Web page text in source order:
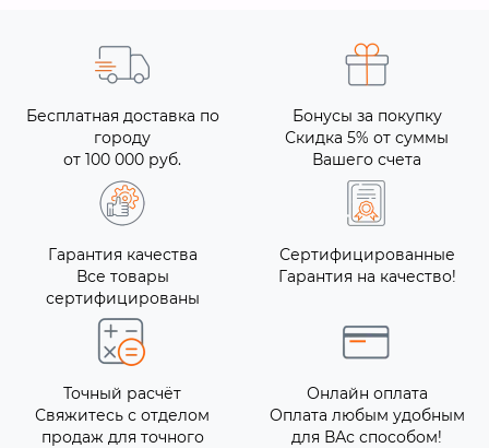
Бесплатная доставка по
городу
от 100 000 руб.
Бонусы за покупку
Скидка 5% от суммы
Вашего счета
Гарантия качества
Все товары
сертифицированы
Сертифицированные
Гарантия на качество!
Точный расчёт
Свяжитесь с отделом
продаж для точного
Онлайн оплата
Оплата любым удобным
для ВАс способом!